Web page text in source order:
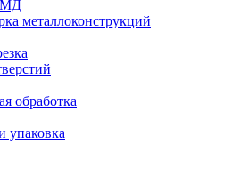
металлоконструкций
обработка
упаковка